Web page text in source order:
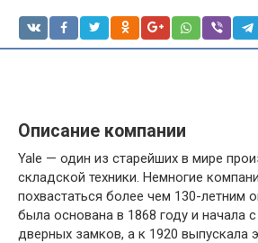
Описание компании
Yale — один из старейших в мире
складской техники. Немногие
похвастаться более чем 130-летним
была основана в 1868 году и начала
дверных замков, а к 1920 выпускала